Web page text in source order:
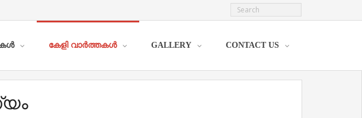
കേളി വാര്‍ത്തകള്‍ GALLERY CONTACT US